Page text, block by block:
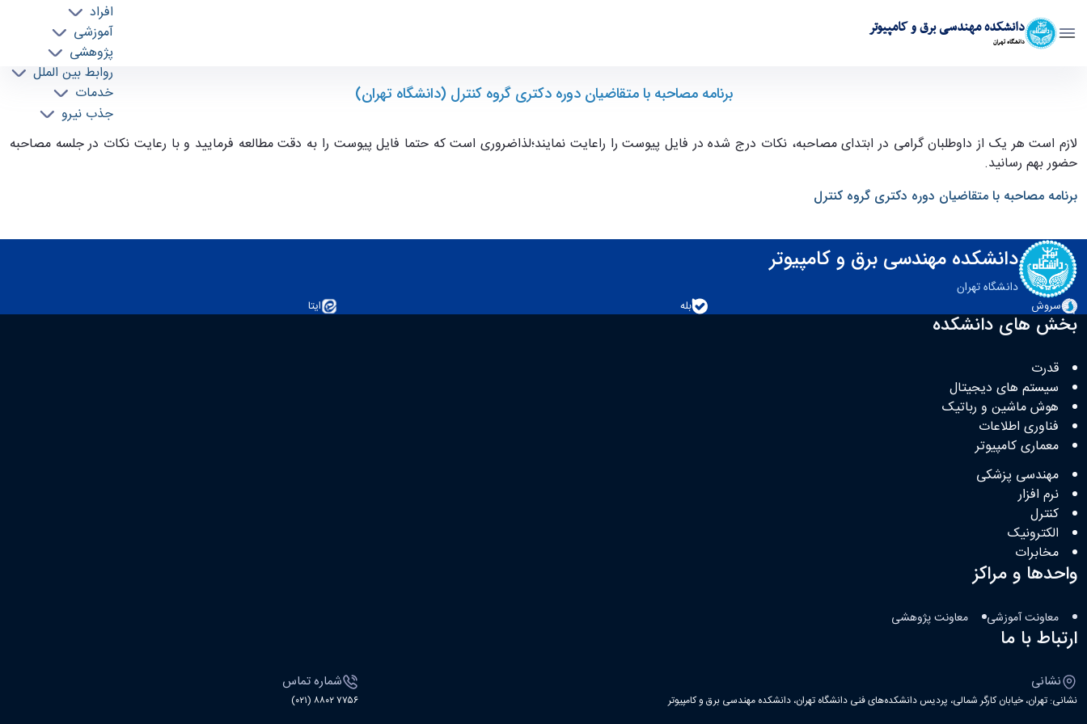
دانشکده مهندسی برق و کامپیوتر
دانشگاه تهران
افراد
آموزشی
پژوهشی
روابط بین الملل
خدمات
جذب نیرو
قابل توجه داوطلبان مصاحبه دکترا کنترل"برنامه مصاحبه با متقاضیان" - ece- دانشکده مهندسی برق و کامپیوتربرنامه مصاحبه با متقاضیان دوره دکتری گروه کنترل (دانشگاه تهران)
لازم است هر یک از داوطلبان گرامی در ابتدای مصاحبه، نکات درج شده در فایل پیوست را راعایت نمایند؛لذاضروری است که حتما فایل پیوست را به دقت مطالعه فرمایید و با رعایت نکات در جلسه مصاحبه
حضور بهم رسانید.
برنامه مصاحبه با متقاضیان دوره دکتری گروه کنترل
دانشکده مهندسی برق و کامپیوتر
دانشگاه تهران
سروش
بله ایتا
بخش های دانشکده
قدرت
سیستم های دیجیتال
هوش ماشین و رباتیک
فناوری اطلاعات
معماری کامپیوتر
مهندسی پزشکی
نرم افزار
کنترل
الکترونیک
مخابرات
واحدها و مراکز
معاونت آموزشی معاونت پژوهشی
ارتباط با ما
نشانی
نشانی: تهران، خیابان کارگر شمالی، پردیس دانشکده‌های فنی دانشگاه تهران، دانشکده مهندسی برق و کامپیوتر
شماره تماس
۷۷۵۶ ۸۸۰۲ (۰۲۱)